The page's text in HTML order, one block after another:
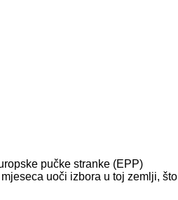
pučke stranke (EPP)
uoči izbora u toj zemlji, što